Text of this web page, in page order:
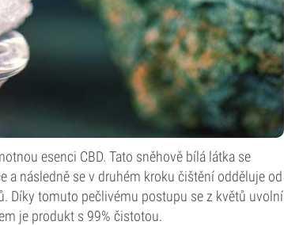
esenci CBD. Tato sněhově bílá látka se
a následně se v druhém kroku čištění odděluje od
Díky tomuto pečlivému postupu se z květů uvolní
je produkt s 99% čistotou.